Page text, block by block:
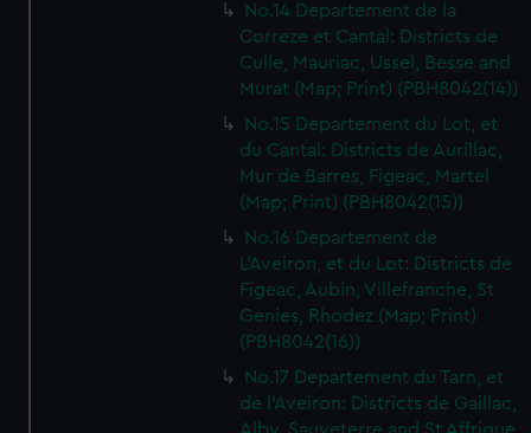
No.14 Departement de la
Correze et Cantal: Districts de
Culle, Mauriac, Ussel, Besse and
Murat (Map; Print) (PBH8042(14))
No.15 Departement du Lot, et
du Cantal: Districts de Aurillac,
Mur de Barres, Figeac, Martel
(Map; Print) (PBH8042(15))
No.16 Departement de
L'Aveiron, et du Lot: Districts de
Figeac, Aubin, Villefranche, St
Genies, Rhodez (Map; Print)
(PBH8042(16))
No.17 Departement du Tarn, et
de l'Aveiron: Districts de Gaillac,